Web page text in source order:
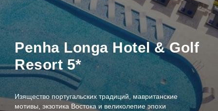
Penha Longa Hotel & Golf
Resort 5*
Изящество португальских традиций, мавританские
мотивы, экзотика Востока и великолепие эпохи